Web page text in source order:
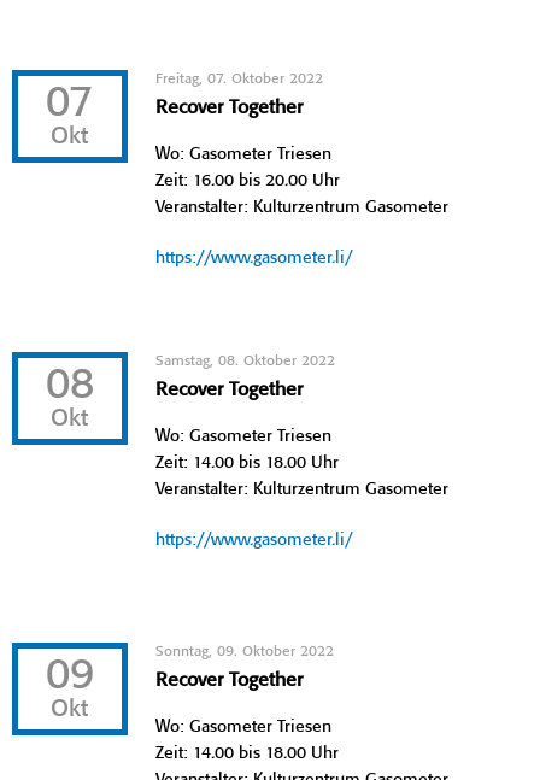
07
Okt
Freitag, 07. Oktober 2022
Recover Together
Wo: Gasometer Triesen
Zeit: 16.00 bis 20.00 Uhr
Veranstalter: Kulturzentrum Gasometer
https://www.gasometer.li/
08
Okt
Samstag, 08. Oktober 2022
Recover Together
Wo: Gasometer Triesen
Zeit: 14.00 bis 18.00 Uhr
Veranstalter: Kulturzentrum Gasometer
https://www.gasometer.li/
09
Okt
Sonntag, 09. Oktober 2022
Recover Together
Wo: Gasometer Triesen
Zeit: 14.00 bis 18.00 Uhr